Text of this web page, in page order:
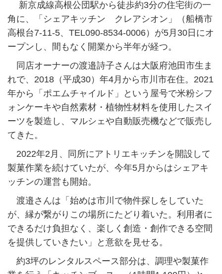
新京成線高根公団駅から徒歩約3分の住宅街の一
角に、「シェアキッチン クレアシオン」（船橋市
高根台7-11-5、TEL090-8534-0006）が5月30日にオ
ープンし、間もなく開業から半年が経つ。
同店オーナーの渡邉詩子さんは大阪府池田市生ま
れで、2018（平成30）年4月から市川市在住。2021
年から「ポエムチャイルド」という屋号で米粉シフ
ォンケーキや自然素材・植物性材料を使用したスイ
ーツを製造し、マルシェや自動販売機などで販売し
てきた。
2022年2月、同所にアトリエキッチンを開設して
製菓作業を続けていたが、今年5月からはシェアキ
ッチンの運営も開始。
渡邉さんは「始めは市川で物件探しをしていた
が、縁が繋がりこの場所にたどり着いた。利用者に
できるだけ負担なく、楽しく創造・創作できる空間
を提供していきたい」と意欲を見せる。
約3坪のレンタルスペース部分は、調理や製菓作